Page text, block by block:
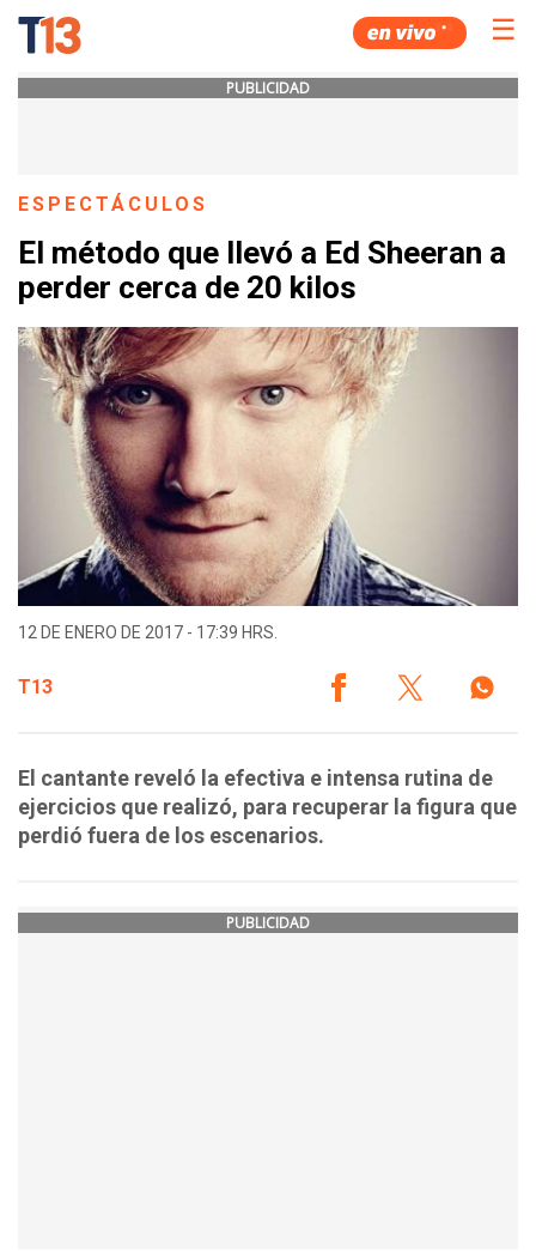
☰
PUBLICIDAD
ESPECTÁCULOS
El método que llevó a Ed Sheeran a
perder cerca de 20 kilos
12 DE ENERO DE 2017 - 17:39 HRS.
T13
El cantante reveló la efectiva e intensa rutina de
ejercicios que realizó, para recuperar la figura que
perdió fuera de los escenarios.
PUBLICIDAD